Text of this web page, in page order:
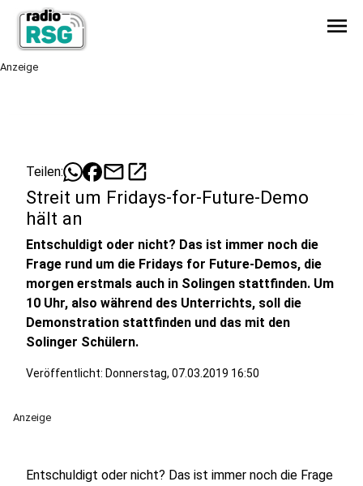
menu
Anzeige
Teilen: mailopen_in_new
Streit um Fridays-for-Future-Demo
hält an
Entschuldigt oder nicht? Das ist immer noch die
Frage rund um die Fridays for Future-Demos, die
morgen erstmals auch in Solingen stattfinden. Um
10 Uhr, also während des Unterrichts, soll die
Demonstration stattfinden und das mit den
Solinger Schülern.
Veröffentlicht: Donnerstag, 07.03.2019 16:50
Anzeige
Entschuldigt oder nicht? Das ist immer noch die Frage